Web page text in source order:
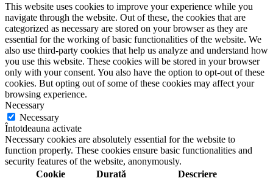
This website uses cookies to improve your experience while you
navigate through the website. Out of these, the cookies that are
categorized as necessary are stored on your browser as they are
essential for the working of basic functionalities of the website. We
also use third-party cookies that help us analyze and understand how
you use this website. These cookies will be stored in your browser
only with your consent. You also have the option to opt-out of these
cookies. But opting out of some of these cookies may affect your
browsing experience.
Necessary
Necessary
Întotdeauna activate
Necessary cookies are absolutely essential for the website to
function properly. These cookies ensure basic functionalities and
security features of the website, anonymously.
Cookie
Durată Descriere